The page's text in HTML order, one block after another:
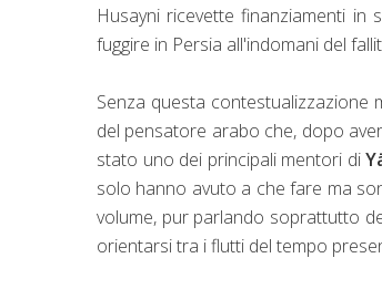
Husayni ricevette finanziamenti
fuggire in Persia all'indomani del
Senza questa
del pensatore arabo che, dopo
stato uno dei principali mentori di
solo hanno avuto a che fare ma
volume, pur parlando soprattutto
orientarsi tra i flutti del tempo